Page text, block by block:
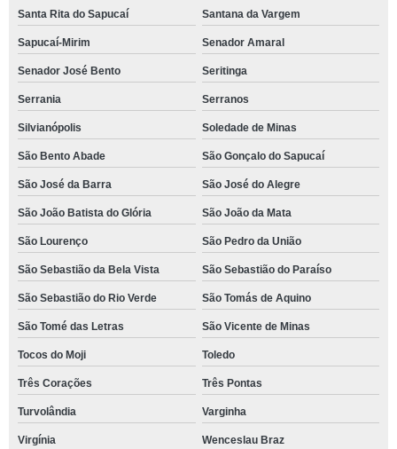
Santa Rita do Sapucaí Santana da Vargem
Sapucaí-Mirim Senador Amaral
Senador José Bento Seritinga
Serrania Serranos
Silvianópolis Soledade de Minas
São Bento Abade São Gonçalo do Sapucaí
São José da Barra São José do Alegre
São João Batista do Glória São João da Mata
São Lourenço São Pedro da União
São Sebastião da Bela Vista São Sebastião do Paraíso
São Sebastião do Rio Verde São Tomás de Aquino
São Tomé das Letras São Vicente de Minas
Tocos do Moji Toledo
Três Corações Três Pontas
Turvolândia Varginha
Virgínia Wenceslau Braz